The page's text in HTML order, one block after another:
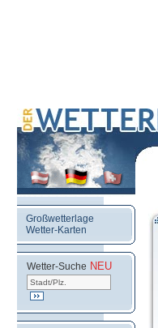
Großwetterlage
Wetter-Karten
Wetter-Suche NEU